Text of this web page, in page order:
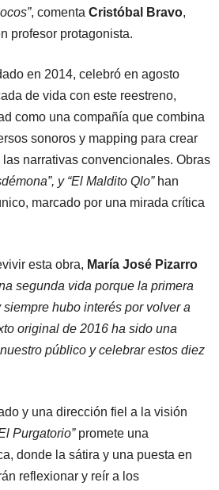
, comenta Cristóbal Bravo,
profesor protagonista.
en 2014, celebró en agosto
de vida con este reestreno,
como una compañía que combina
sonoros y mapping para crear
narrativas convencionales. Obras
y “El Maldito Qlo”han
marcado por una mirada crítica
esta obra, María José Pizarro
segunda vida porque la primera
hubo interés por volver a
original de 2016 ha sido una
público y celebrar estos diez
y una dirección fiel a la visión
Purgatorio”promete una
donde la sátira y una puesta en
reflexionar y reír a los